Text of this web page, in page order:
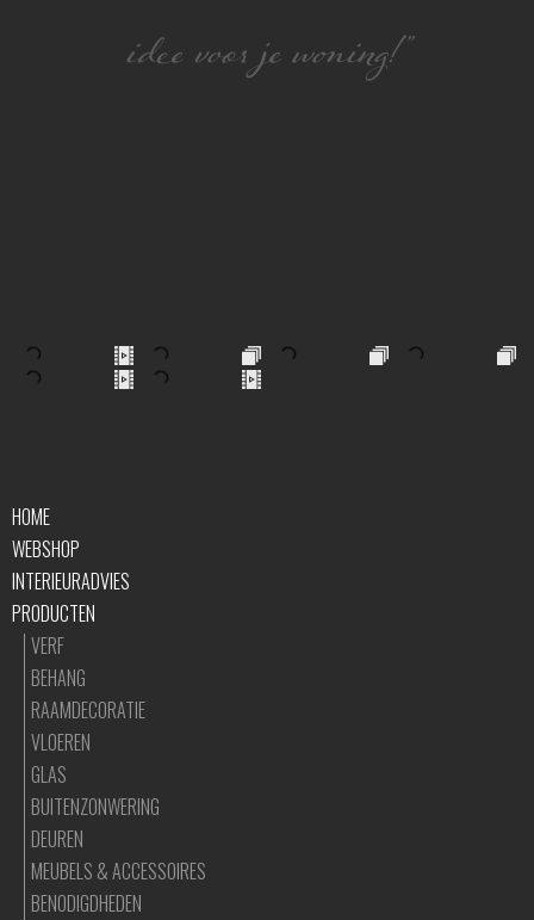
idee voor je woning!”
HOME
WEBSHOP
INTERIEURADVIES
PRODUCTEN
VERF
BEHANG
RAAMDECORATIE
VLOEREN
GLAS
BUITENZONWERING
DEUREN
MEUBELS & ACCESSOIRES
BENODIGDHEDEN